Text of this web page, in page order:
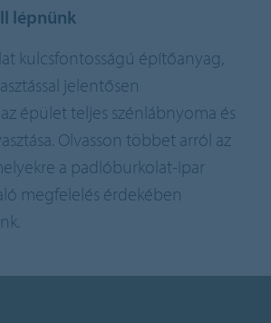
lépnünk
kulcsfontosságú építőanyag,
jelentősen
épület teljes szénlábnyoma és
Olvasson többet arról az
a padlóburkolat-ipar
megfelelés érdekében